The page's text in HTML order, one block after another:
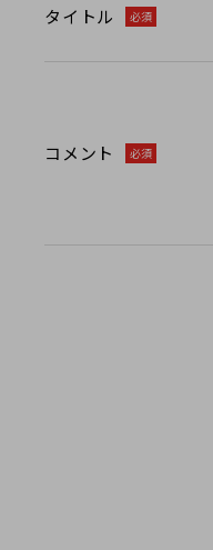
タイトル 必須
コメント 必須